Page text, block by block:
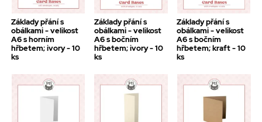
Základy přání s
obálkami - velikost
A6 s horním
hřbetem; ivory - 10
ks
Základy přání s
obálkami - velikost
A6 s bočním
hřbetem; ivory - 10
ks
Základy přání s
obálkami - velikost
A6 s bočním
hřbetem; kraft - 10
ks